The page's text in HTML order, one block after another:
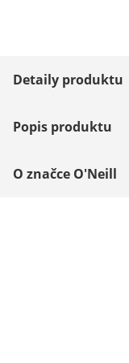
Detaily produktu
Popis produktu
O značce O'Neill